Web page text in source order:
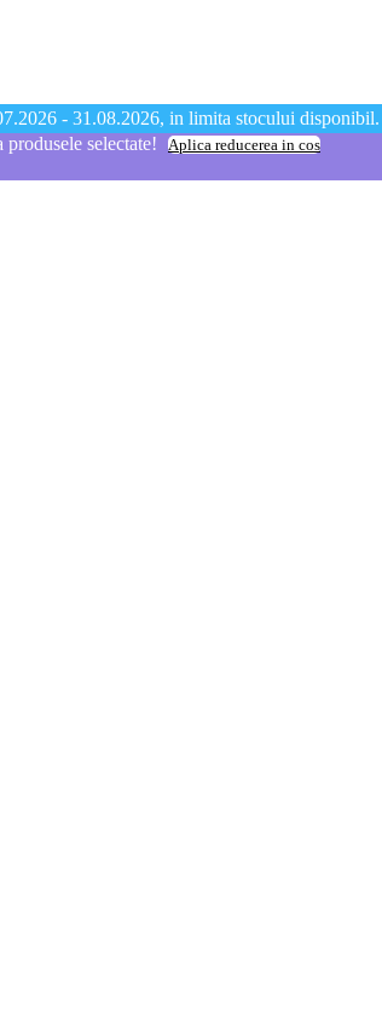
- 31.08.2026, in limita stocului disponibil.
selectate!
Aplica reducerea in cos